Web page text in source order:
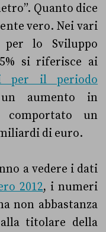
Quanto dice
vero. Nei vari
lo Sviluppo
si riferisce ai
per il periodo
aumento in
un
di euro.
a vedere i dati
2012, i numeri
non abbastanza
titolare della